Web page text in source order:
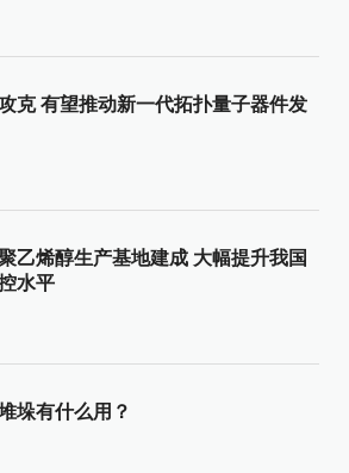
克 有望推动新一代拓扑量子器件发
乙烯醇生产基地建成 大幅提升我国
水平
垛有什么用？